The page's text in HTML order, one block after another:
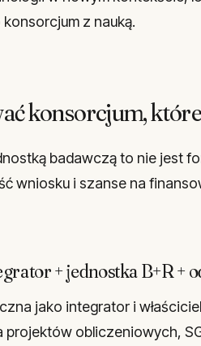
z nauką.
konsorcjum,
badawczą to nie jest
wniosku i szanse na
+ jednostka B+R +
jako integrator i
projektów obliczeniowych,